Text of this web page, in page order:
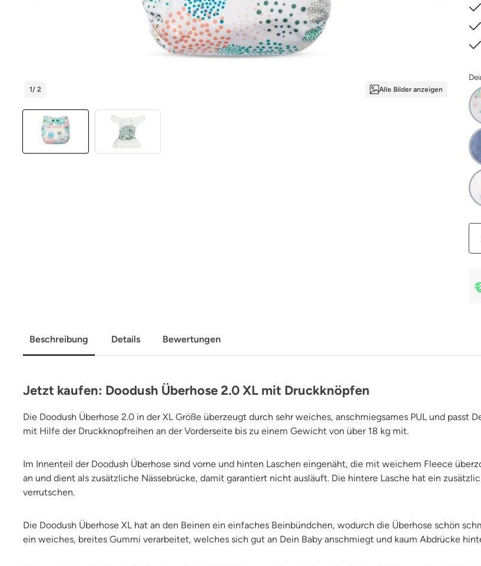
1/ 2 Alle Bilder anzeigen
Beschreibung Details Bewertungen
Jetzt kaufen: Doodush Überhose 2.0 XL mit Druckknöpfen
Die Doodush Überhose 2.0 in der XL Größe überzeugt durch sehr weiches, anschmiegsames PUL und
mit Hilfe der Druckknopfreihen an der Vorderseite bis zu einem Gewicht von über 18 kg mit.
Im Innenteil der Doodush Überhose sind vorne und hinten Laschen eingenäht, die mit weichem Fleece
an und dient als zusätzliche Nässebrücke, damit garantiert nicht ausläuft. Die hintere Lasche hat ein
verrutschen.
Die Doodush Überhose XL hat an den Beinen ein einfaches Beinbündchen, wodurch die Überhose schön
ein weiches, breites Gummi verarbeitet, welches sich gut an Dein Baby anschmiegt und kaum Abdrücke